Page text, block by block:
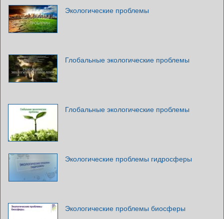
Экологические проблемы
Глобальные экологические проблемы
Глобальные экологические проблемы
Экологические проблемы гидросферы
Экологические проблемы биосферы